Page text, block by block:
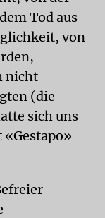
Tod aus
von
nicht
(die
sich uns